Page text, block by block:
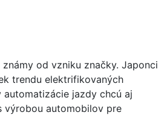
známy od vzniku značky. Japonci
trendu elektrifikovaných
jazdy chcú aj
výrobou automobilov pre